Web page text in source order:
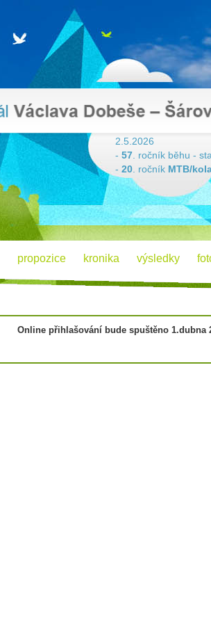
2.5.2026
- 57 . ročník běhu -
- 20 . ročník MTB/
propozice kronika výsledky
Online přihlašování bude spuštěno 1.dubna